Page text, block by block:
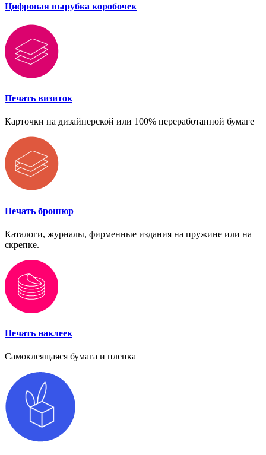
Цифровая вырубка коробочек
Печать визиток
Карточки на дизайнерской или 100% переработанной бумаге
Печать брошюр
Каталоги, журналы, фирменные издания на пружине или на
скрепке.
Печать наклеек
Самоклеящаяся бумага и пленка